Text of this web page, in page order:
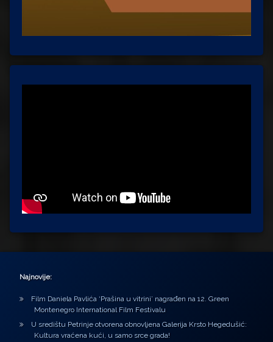
Najnovije:
Film Daniela Pavlića ‘Prašina u vitrini’ nagrađen na 12. Green
Montenegro International Film Festivalu
U središtu Petrinje otvorena obnovljena Galerija Krsto Hegedušić:
Kultura vraćena kući, u samo srce grada!